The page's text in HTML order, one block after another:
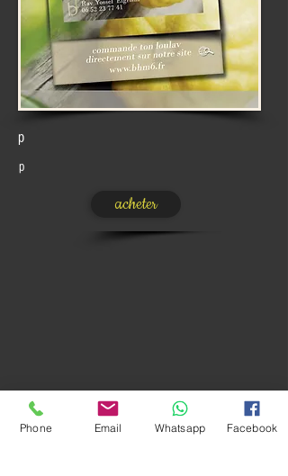
p
p
acheter
Phone Email Whatsapp Facebook